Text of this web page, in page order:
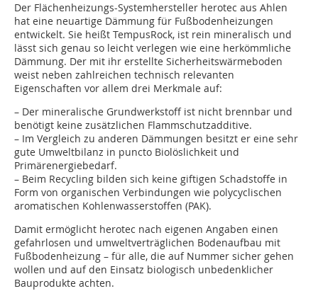
Der Flächenheizungs-Systemhersteller herotec aus Ahlen
hat eine neuartige Dämmung für Fußbodenheizungen
entwickelt. Sie heißt TempusRock, ist rein mineralisch und
lässt sich genau so leicht verlegen wie eine herkömmliche
Dämmung. Der mit ihr erstellte Sicherheitswärmeboden
weist neben zahlreichen technisch relevanten
Eigenschaften vor allem drei Merkmale auf:
– Der mineralische Grundwerkstoff ist nicht brennbar und
benötigt keine zusätzlichen Flammschutzadditive.
– Im Vergleich zu anderen Dämmungen besitzt er eine sehr
gute Umweltbilanz in puncto Biolöslichkeit und
Primärenergiebedarf.
– Beim Recycling bilden sich keine giftigen Schadstoffe in
Form von organischen Verbindungen wie polycyclischen
aromatischen Kohlenwasserstoffen (PAK).
Damit ermöglicht herotec nach eigenen Angaben einen
gefahrlosen und umweltverträglichen Bodenaufbau mit
Fußbodenheizung – für alle, die auf Nummer sicher gehen
wollen und auf den Einsatz biologisch unbedenklicher
Bauprodukte achten.